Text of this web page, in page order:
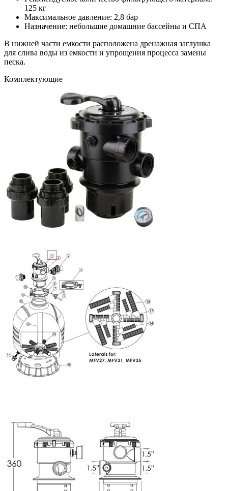
125 кг
Максимальное давление: 2,8 бар
Назначение: небольшие домашние бассейны и СПА
В нижней части емкости расположена дренажная заглушка
для слива воды из емкости и упрощения процесса замены
песка.
Комплектующие